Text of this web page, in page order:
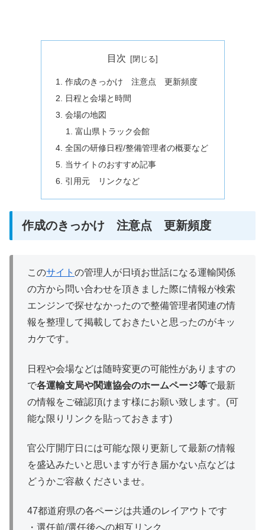
目次
作成のきっかけ 注意点 更新頻度
日程と会場と時間
会場の地図
富山県トラック会館
全国の研修日程/整備管理者の概要など
当サイトのおすすめ記事
引用元 リンクなど
作成のきっかけ 注意点 更新頻度
このサイト の管理人が日頃お世話になる運輸関係
の方から問い合わせを頂きました際に情報が検索
エンジンで探せなかったので整備管理者関連の情
報を整理して掲載しておきたいと思ったのがキッ
カケです。
日程や会場などは随時変更の可能性がありますの
で各運輸支局や関連協会のホームページ等で最新
の情報をご確認頂けます様にお願い致します。(可
能な限りリンクを貼っておきます)
官公庁開庁日には可能な限り更新して最新の情報
を盛込みたいと思いますが行き届かない点などは
どうかご容赦くださいませ。
47都道府県の各ページは共通のレイアウトです
・選任前/選任後への相互リンク